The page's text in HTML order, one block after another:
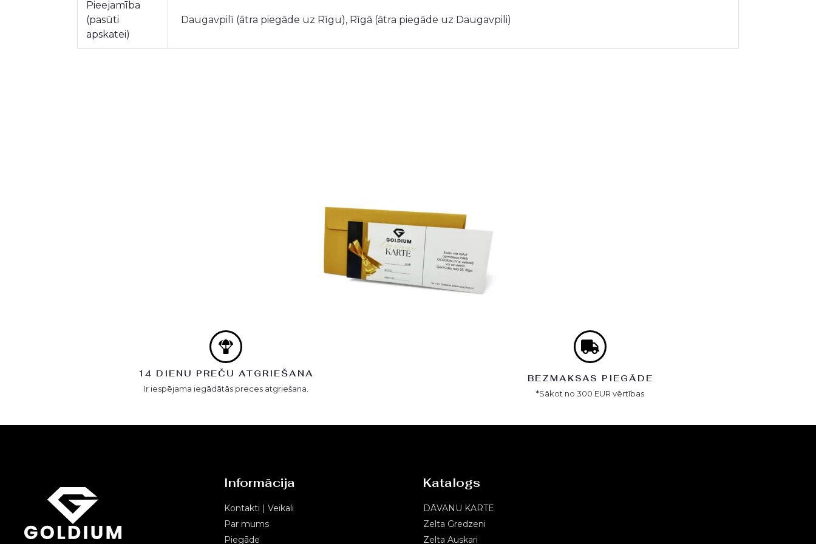
Pieejamība
(pasūti
apskatei)
Daugavpilī (ātra piegāde uz Rīgu), Rīgā (ātra piegāde uz Daugavpili)
14 DIENU PREČU ATGRIEŠANA
Ir iespējama iegādātās preces atgriešana.
BEZMAKSAS PIEGĀDE
*Sākot no 300 EUR vērtības
Informācija
Kontakti | Veikali
Par mums
Piegāde
Katalogs
DĀVANU KARTE
Zelta Gredzeni
Zelta Auskari